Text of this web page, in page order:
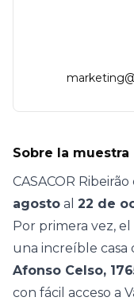
Sobre la muestra
CASACOR
agosto al 22 de
Por primera vez,
una increíble casa
Afonso Celso,
con fácil acceso a